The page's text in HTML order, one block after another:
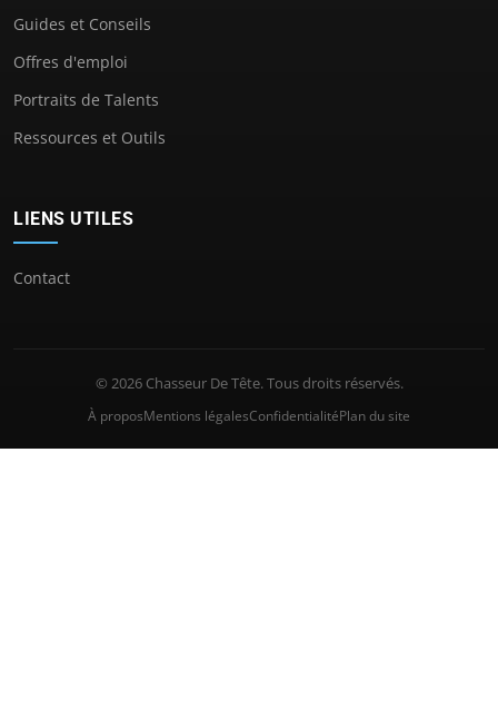
Guides et Conseils
Offres d'emploi
Portraits de Talents
Ressources et Outils
LIENS UTILES
Contact
© 2026 Chasseur De Tête. Tous droits réservés.
À proposMentions légalesConfidentialitéPlan du site